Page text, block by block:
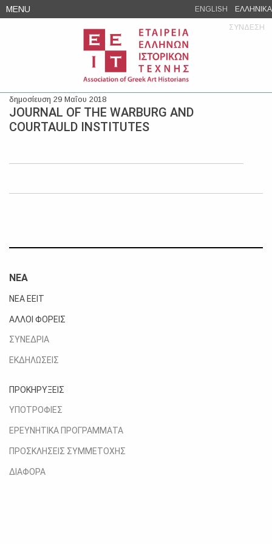
Skip
to
MENU ENGLISH ΕΛΛΗΝΙΚΑ
ΣΥΝΔΕΣΗ
δημοσίευση 29 Μαΐου 2018
JOURNAL OF THE WARBURG AND
COURTAULD INSTITUTES
ΝΕΑ
ΝΕΑ ΕΕΙΤ
ΑΛΛΟΙ ΦΟΡΕΙΣ
ΣΥΝΕΔΡΙΑ
ΕΚΔΗΛΩΣΕΙΣ
ΠΡΟΚΗΡΥΞΕΙΣ
ΥΠΟΤΡΟΦΙΕΣ
ΕΡΕΥΝΗΤΙΚΑ ΠΡΟΓΡΑΜΜΑΤΑ
ΠΡΟΣΚΛΗΣΕΙΣ ΣΥΜΜΕΤΟΧΗΣ
ΔΙΑΦΟΡΑ